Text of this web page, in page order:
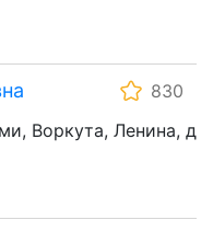
830
Воркута, Ленина, д